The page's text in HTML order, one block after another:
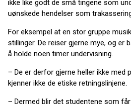
ikke like godt de små tingene som
uønskede hendelser som
For eksempel at en stor gruppe
stillinger. De reiser gjerne mye, og er
å holde noen timer undervisning.
– De er derfor gjerne heller ikke med
kjenner ikke de etiske retningslinjene.
– Dermed blir det studentene som